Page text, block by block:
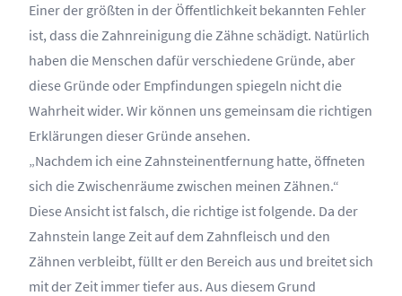
Einer der größten in der Öffentlichkeit bekannten Fehler
ist, dass die Zahnreinigung die Zähne schädigt. Natürlich
haben die Menschen dafür verschiedene Gründe, aber
diese Gründe oder Empfindungen spiegeln nicht die
Wahrheit wider. Wir können uns gemeinsam die richtigen
Erklärungen dieser Gründe ansehen.
„Nachdem ich eine Zahnsteinentfernung hatte, öffneten
sich die Zwischenräume zwischen meinen Zähnen.“
Diese Ansicht ist falsch, die richtige ist folgende. Da der
Zahnstein lange Zeit auf dem Zahnfleisch und den
Zähnen verbleibt, füllt er den Bereich aus und breitet sich
mit der Zeit immer tiefer aus. Aus diesem Grund